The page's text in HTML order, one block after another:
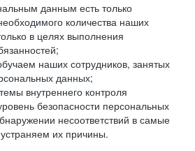
данным есть только
количества наших
в целях выполнения
наших сотрудников, занятых
данных;
внутреннего контроля
безопасности персональных
несоответствий в самые
их причины.